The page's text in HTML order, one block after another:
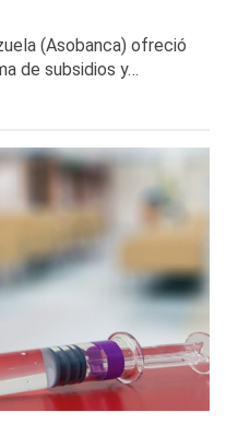
(Asobanca) ofreció
de subsidios y…